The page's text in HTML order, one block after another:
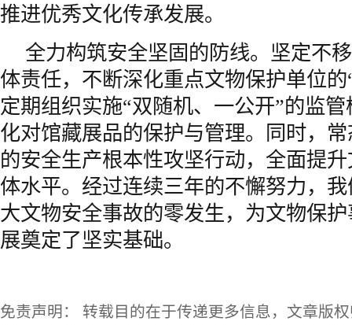
推进优秀文化传承发展。
全力构筑安全坚固的防线。坚定不
体责任，不断深化重点文物保护单位
定期组织实施“双随机、一公开”的监
化对馆藏展品的保护与管理。同时，
的安全生产根本性攻坚行动，全面提
体水平。经过连续三年的不懈努力，
大文物安全事故的零发生，为文物保
展奠定了坚实基础。
免责声明： 转载目的在于传递更多信息，文章版